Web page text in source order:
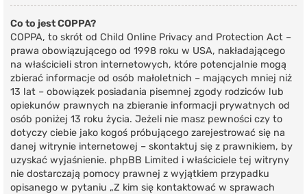
Co to jest COPPA?
COPPA, to skrót od Child Online Privacy and Protection Act –
prawa obowiązującego od 1998 roku w USA, nakładającego
na właścicieli stron internetowych, które potencjalnie mogą
zbierać informacje od osób małoletnich – mających mniej niż
13 lat – obowiązek posiadania pisemnej zgody rodziców lub
opiekunów prawnych na zbieranie informacji prywatnych od
osób poniżej 13 roku życia. Jeżeli nie masz pewności czy to
dotyczy ciebie jako kogoś próbującego zarejestrować się na
danej witrynie internetowej – skontaktuj się z prawnikiem, by
uzyskać wyjaśnienie. phpBB Limited i właściciele tej witryny
nie dostarczają pomocy prawnej z wyjątkiem przypadku
opisanego w pytaniu „Z kim się kontaktować w sprawach